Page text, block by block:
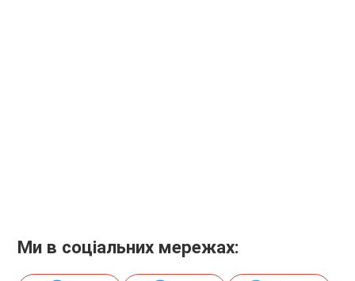
Ми в соціальних мережах: